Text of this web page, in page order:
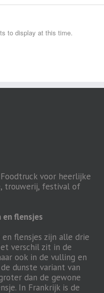
to display at this time.
voor heerlijke
trouwerij, festival of
en flensjes
en flensjes zijn alle drie
verschil zit in de
ook in de vulling en
dunste variant van
dan de gewone
In Frankrijk is de